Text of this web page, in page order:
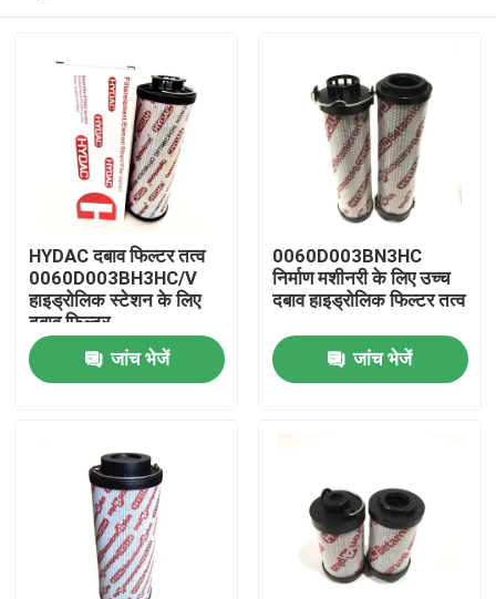
HYDAC दबाव फिल्टर तत्व
0060D003BH3HC/V
हाइड्रोलिक स्टेशन के लिए
दबाव फिल्टर
जांच भेजें
0060D003BN3HC
निर्माण मशीनरी के लिए उच्च
दबाव हाइड्रोलिक फिल्टर तत्व
जांच भेजें